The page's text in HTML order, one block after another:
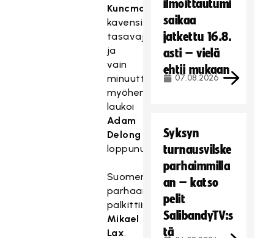
Kuncman
kavensi
tasavajaalla,
ja
vain
minuuttia
myöhemmin
laukoi
Adam
Delong
loppunumerot.
Suomen
parhaana
palkittiin
Mikael
Lax.
ilmoittautumi
saikaa
jatkettu 16.8.
asti – vielä
ehtii mukaan
07.08.2026
Syksyn
turnausvilske
parhaimmilla
an – katso
pelit
SalibandyTV:s
tä